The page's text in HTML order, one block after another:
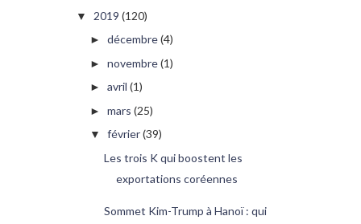
▼ 2019 (120)
► décembre(4)
► novembre(1)
► avril (1)
► mars (25)
▼ février(39)
Les trois K qui boostent les
exportations coréennes
Sommet Kim-Trump à Hanoï : qui